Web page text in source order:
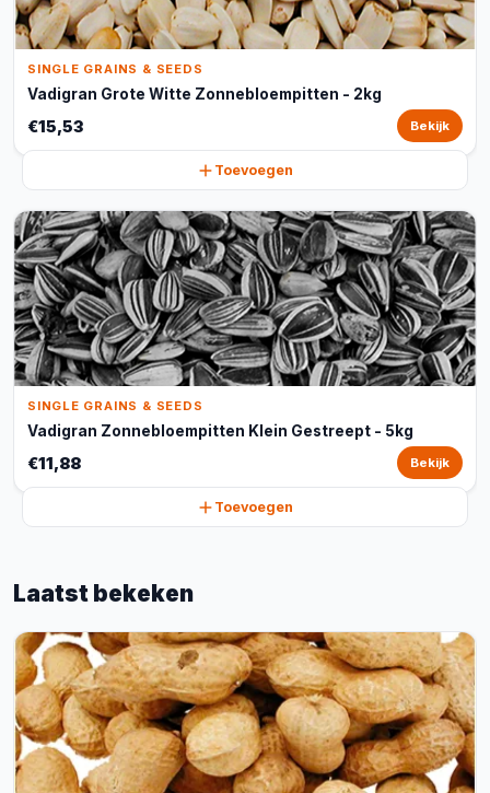
SINGLE GRAINS & SEEDS
Vadigran Grote Witte Zonnebloempitten - 2kg
€15,53 Bekijk
Toevoegen
SINGLE GRAINS & SEEDS
Vadigran Zonnebloempitten Klein Gestreept - 5kg
€11,88 Bekijk
Toevoegen
Laatst bekeken